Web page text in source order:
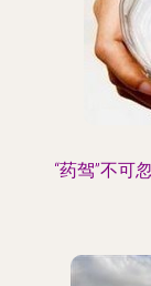
“药驾”不可